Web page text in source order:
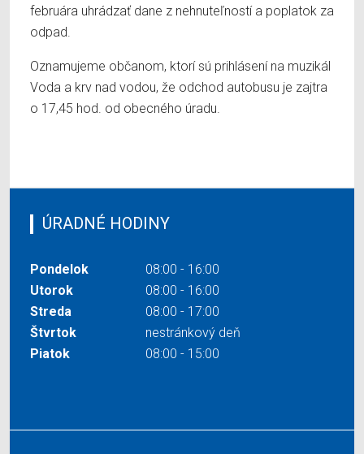
februára uhrádzať dane z nehnuteľností a poplatok za
odpad.
Oznamujeme občanom, ktorí sú prihlásení na muzikál
Voda a krv nad vodou, že odchod autobusu je zajtra
o 17,45 hod. od obecného úradu.
ÚRADNÉ HODINY
Pondelok
08:00 - 16:00
Utorok
08:00 - 16:00
Streda
08:00 - 17:00
Štvrtok
nestránkový deň
Piatok
08:00 - 15:00